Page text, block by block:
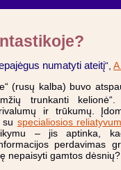
numatyti ateitį“,
(rusų kalba) buvo
trunkanti kelionė“.
ir trūkumų.
su specialiosios
– jis aptinka,
perdavimas
nepaisyti gamtos dėsnių?